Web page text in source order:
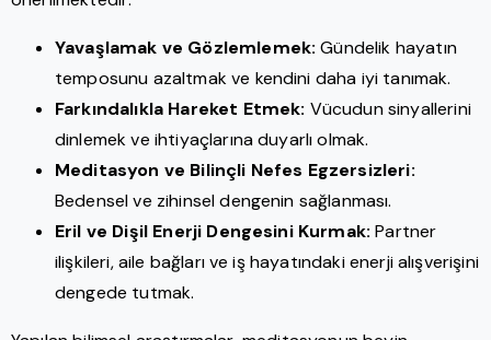
Yavaşlamak ve Gözlemlemek: Gündelik hayatın
temposunu azaltmak ve kendini daha iyi tanımak.
Farkındalıkla Hareket Etmek: Vücudun sinyallerini
dinlemek ve ihtiyaçlarına duyarlı olmak.
Meditasyon ve Bilinçli Nefes Egzersizleri:
Bedensel ve zihinsel dengenin sağlanması.
Eril ve Dişil Enerji Dengesini Kurmak: Partner
ilişkileri, aile bağları ve iş hayatındaki enerji alışverişini
dengede tutmak.